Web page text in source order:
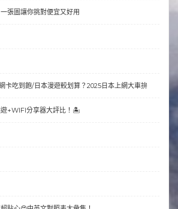
張圖讓你挑對便宜又好用
卡吃到飽/日本漫遊較划算？2025日本上網大車拚
遊+WIFI分享器大評比！🏝